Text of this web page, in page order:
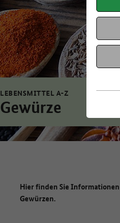
LEBENSMITTEL A-Z
Gewürze
Hier finden Sie
Gewürzen.